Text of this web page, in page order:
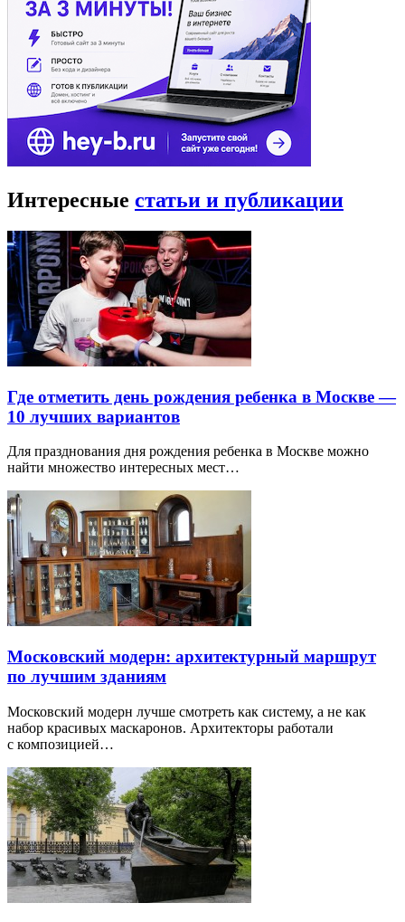
Интересные статьи и публикации
Где отметить день рождения ребенка в Москве —
10 лучших вариантов
Для празднования дня рождения ребенка в Москве можно
найти множество интересных мест…
Московский модерн: архитектурный маршрут
по лучшим зданиям
Московский модерн лучше смотреть как систему, а не как
набор красивых маскаронов. Архитекторы работали
с композицией…